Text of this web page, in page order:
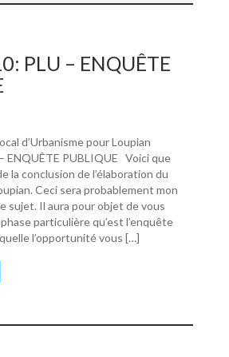
erPLU – ENQUÊTE
d’Urbanisme pour Loupian
ENQUÊTE PUBLIQUE Voici que
la conclusion de l’élaboration du
Ceci sera probablement mon
sujet. Il aura pour objet de vous
particulière qu’est l’enquête
l’opportunité vous […]
ta